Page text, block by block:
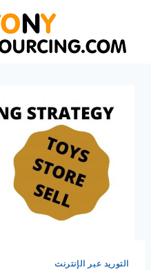
التوريد عبر الإنترنت